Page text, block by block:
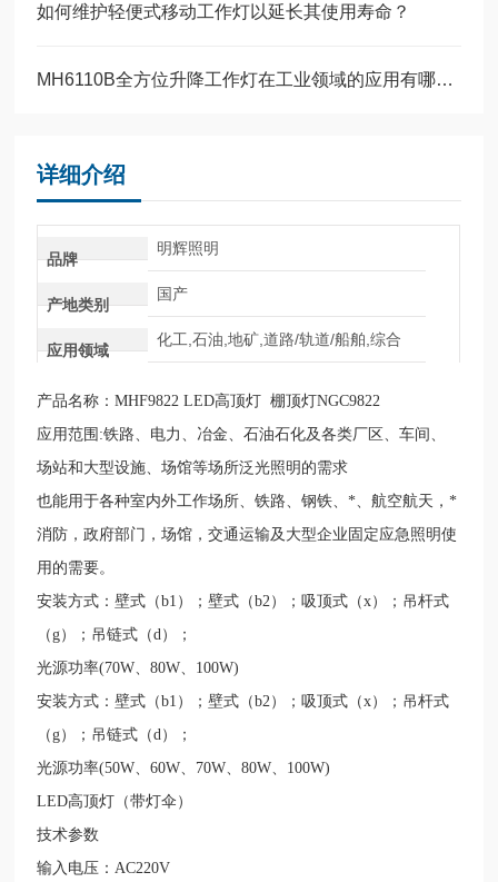
如何维护轻便式移动工作灯以延长其使用寿命？
MH6110B全方位升降工作灯在工业领域的应用有哪些？
详细介绍
品牌
明辉照明
产地类别
国产
应用领域
化工,石油,地矿,道路/轨道/船舶,综合
产品名称：MHF9822 LED高顶灯 棚顶灯NGC9822
应用范围 :铁路、电力、冶金、石油石化及各类厂区、车间、
场站和大型设施、场馆等场所泛光照明的需求
也能用于各种室内外工作场所、铁路、钢铁、*、航空航天，*
消防，政府部门，场馆，交通运输及大型企业固定应急照明使
用的需要。
安装方式：壁式（b1 ）；壁式（b2 ）；吸顶式（x）；吊杆式
（g）；吊链式（d ）；
光源功率(70W 、80W
100W)
安装方式：壁式（b1 ）；壁式（b2 ）；吸顶式（x）；吊杆式
（g）；吊链式（d ）；
光源功率(50W 、60W 70W 、80W
100W)
LED高顶灯（带灯伞）
技术参数
输入电压： AC220V